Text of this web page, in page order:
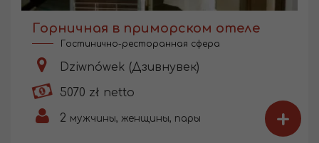
Горничная в приморском отеле
Гостинично-ресторанная сфера
Dziwnówek (Дзивнувек)
5070 zł netto
2 мужчины, женщины, пары +